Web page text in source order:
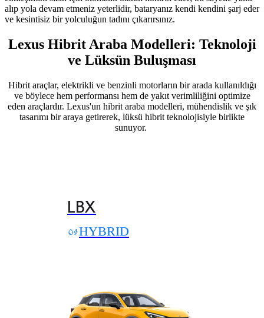
alıp yola devam etmeniz yeterlidir, bataryanız kendi kendini şarj eder
ve kesintisiz bir yolculuğun tadını çıkarırsınız.
Lexus Hibrit Araba Modelleri: Teknoloji
ve Lüksün Buluşması
Hibrit araçlar, elektrikli ve benzinli motorların bir arada kullanıldığı
ve böylece hem performansı hem de yakıt verimliliğini optimize
eden araçlardır. Lexus'un hibrit araba modelleri, mühendislik ve şık
tasarımı bir araya getirerek, lüksü hibrit teknolojisiyle birlikte
sunuyor.
LBX
HYBRID